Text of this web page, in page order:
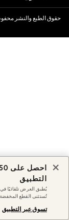
Dresses
Outfits
& Caps
Shop
Styles
Dresses
T-Shirts
التطبيق
تُستثنى القطع
تسوق عبر التطبيق